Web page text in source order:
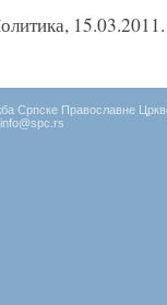
15.03.2011.
Српске Православне